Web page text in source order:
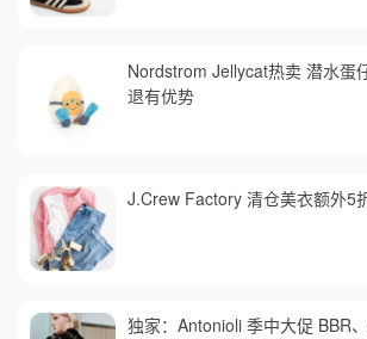
Nordstrom Jellycat热卖 潜水蛋
退有优势
J.Crew Factory 清仓美衣额外5
独家：Antonioli 季中大促 BBR